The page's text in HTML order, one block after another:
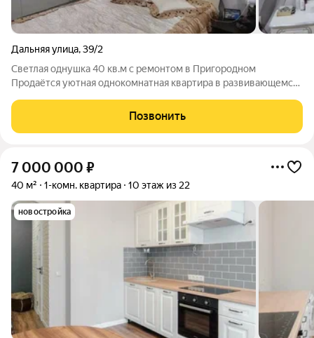
Дальняя улица,39/2
Светлая однушка 40 кв.м с ремонтом в Пригородном
Продаётся уютная однокомнатная квартира в развивающемся
аккуратный, можно заезжать Мебель и техника в подарок всёПозвонить
7 000 000 ₽
40 м² 1-комн. квартира 10 этаж из 22
новостройка